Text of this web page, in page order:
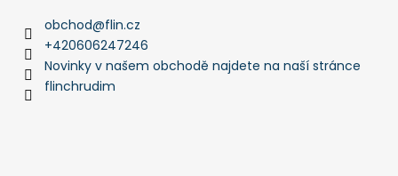
obchod@flin.cz
+420606247246
Novinky v našem obchodě najdete na naší stránce
flinchrudim